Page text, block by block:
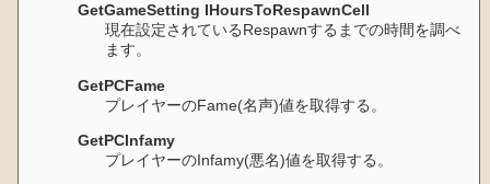
GetGameSetting IHoursToRespawnCell
現在設定されているRespawnするまでの時間を調べ
ます。
GetPCFame
プレイヤーのFame(名声)値を取得する。
GetPCInfamy
プレイヤーのInfamy(悪名)値を取得する。